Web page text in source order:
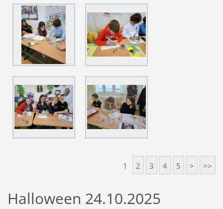
1 2 3 4 5 > >>
Halloween 24.10.2025